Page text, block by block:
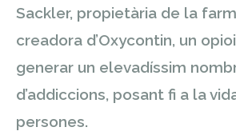
Sackler, propietària de la
creadora d’Oxycontin, un
generar un elevadíssim
d’addiccions, posant fi a la
persones.